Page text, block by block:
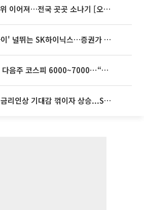
35도 안팎 무더위 이어져…전국 곳곳 소나기 [오늘 날씨]
'불안과 기대 사이' 널뛰는 SK하이닉스…증권가 "HBM4·LTA 기반 펀터멘털 견고"
[주간증시전망] 다음주 코스피 6000~7000⋯“外人 수급은 정책이 변수”
뉴욕증시, 연준 금리인상 기대감 꺾이자 상승...S&P500 사상 최고치 [종합]